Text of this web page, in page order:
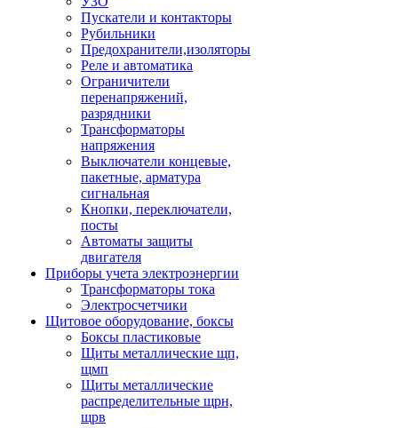
Пускатели и контакторы
Рубильники
Предохранители,изоляторы
Реле и автоматика
Ограничители
перенапряжений,
разрядники
Трансформаторы
напряжения
Выключатели концевые,
пакетные, арматура
сигнальная
Кнопки, переключатели,
посты
Автоматы защиты
двигателя
Приборы учета электроэнергии
Трансформаторы тока
Электросчетчики
Щитовое оборудование, боксы
Боксы пластиковые
Щиты металлические щп,
щмп
Щиты металлические
распределительные щрн,
щрв